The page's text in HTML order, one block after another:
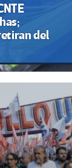
del